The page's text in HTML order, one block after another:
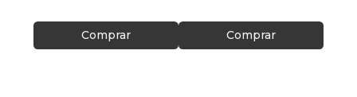
Comprar Comprar